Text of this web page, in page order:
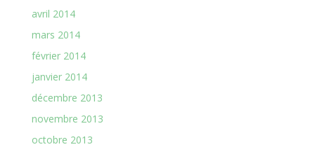
avril 2014
mars 2014
février 2014
janvier 2014
décembre 2013
novembre 2013
octobre 2013